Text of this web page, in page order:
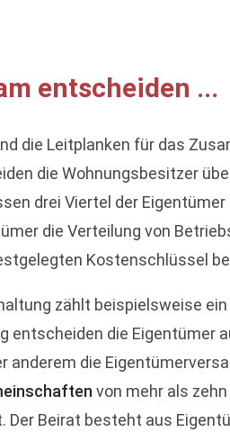
entscheiden ...
die Leitplanken für das
die Wohnungsbesitzer
drei Viertel der
die Verteilung von
Kostenschlüssel
zählt beispielsweise
entscheiden die Eigentümer
anderem die
von mehr als
Beirat besteht aus